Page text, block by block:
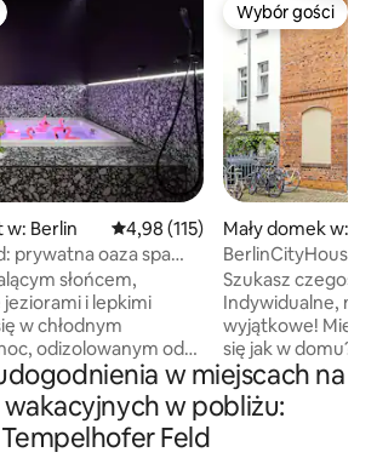
z kategorii Wybór gości
w: Berlin Średnia ocena: 4,98 na 5, liczba
4,98 (115)
prywatna oaza spa
słońcem,
i lepkimi
w chłodnym
odizolowanym od
upału. Zanurz się
bulgoczących
jacuzzi
m. 75 m2
Wybór gości
Wybór gości
Mały domek w:
BerlinCityHouse -
Townhouse
Szukasz czegoś
Indywidualne,
wyjątkowe!
się jak w domu?
w
małej kamienicy
dzielnicy
w miejscach na
w pobliżu:
Tempelhofer Feld